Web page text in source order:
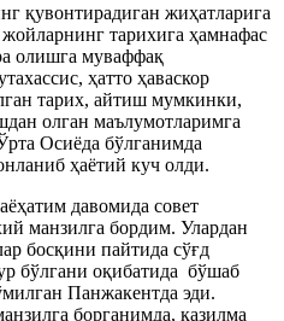
қувонтирадиган жиҳатларига
жойларнинг тарихига ҳамнафас
олишга муваффақ
ҳатто ҳаваскор
тарих, айтиш мумкинки,
олган маълумотларимга
Осиёда бўлганимда
ҳаётий куч олди.
давомида совет
манзилга бордим. Улардан
босқини пайтида сўғд
бўлгани оқибатида бўшаб
Панжакентда эди.
борганимда, қазилма